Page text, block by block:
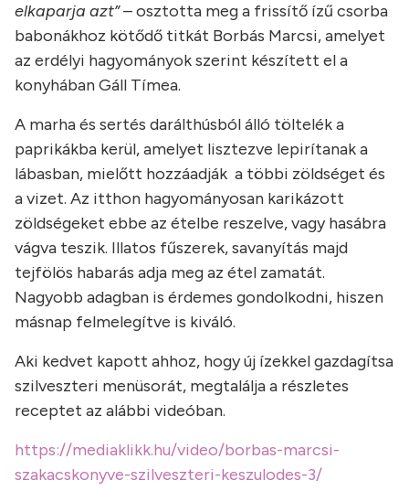
elkaparja azt”– osztotta meg a frissítő ízű csorba
babonákhoz kötődő titkát Borbás Marcsi, amelyet
az erdélyi hagyományok szerint készített el a
konyhában Gáll Tímea.
A marha és sertés darálthúsból álló töltelék a
paprikákba kerül, amelyet lisztezve lepirítanak a
lábasban, mielőtt hozzáadják a többi zöldséget és
a vizet. Az itthon hagyományosan karikázott
zöldségeket ebbe az ételbe reszelve, vagy hasábra
vágva teszik. Illatos fűszerek, savanyítás majd
tejfölös habarás adja meg az étel zamatát.
Nagyobb adagban is érdemes gondolkodni, hiszen
másnap felmelegítve is kiváló.
Aki kedvet kapott ahhoz, hogy új ízekkel gazdagítsa
szilveszteri menüsorát, megtalálja a részletes
receptet az alábbi videóban.
https://mediaklikk.hu/video/borbas-marcsi-
szakacskonyve-szilveszteri-keszulodes-3/